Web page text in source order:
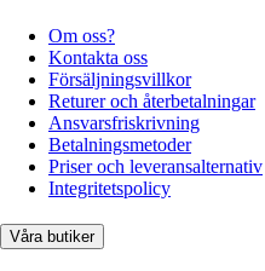
Om oss?
Kontakta oss
Försäljningsvillkor
Returer och återbetalningar
Ansvarsfriskrivning
Betalningsmetoder
Priser och leveransalternativ
Integritetspolicy
Våra butiker